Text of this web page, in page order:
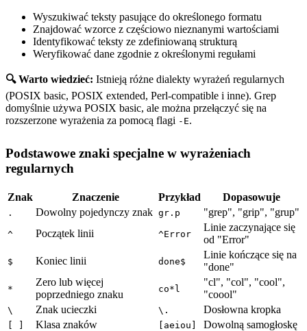
Wyszukiwać teksty pasujące do określonego formatu
Znajdować wzorce z częściowo nieznanymi wartościami
Identyfikować teksty ze zdefiniowaną strukturą
Weryfikować dane zgodnie z określonymi regułami
🔍 Warto wiedzieć: Istnieją różne dialekty wyrażeń regularnych
(POSIX basic, POSIX extended, Perl-compatible i inne). Grep
domyślnie używa POSIX basic, ale można przełączyć się na
rozszerzone wyrażenia za pomocą flagi -E.
Podstawowe znaki specjalne w wyrażeniach
regularnych
Znak Znaczenie Przykład Dopasowuje
. Dowolny pojedynczy znak gr.p "grep", "grip", "grup"
^ Początek linii ^Error
Linie zaczynające się
od "Error"
$ Koniec linii done$
Linie kończące się na
"done"
*
Zero lub więcej
poprzedniego znaku
co*l
"cl", "col", "cool",
"coool"
\ Znak ucieczki \. Dosłowna kropka
[ ] Klasa znaków [aeiou] Dowolną samogłoskę